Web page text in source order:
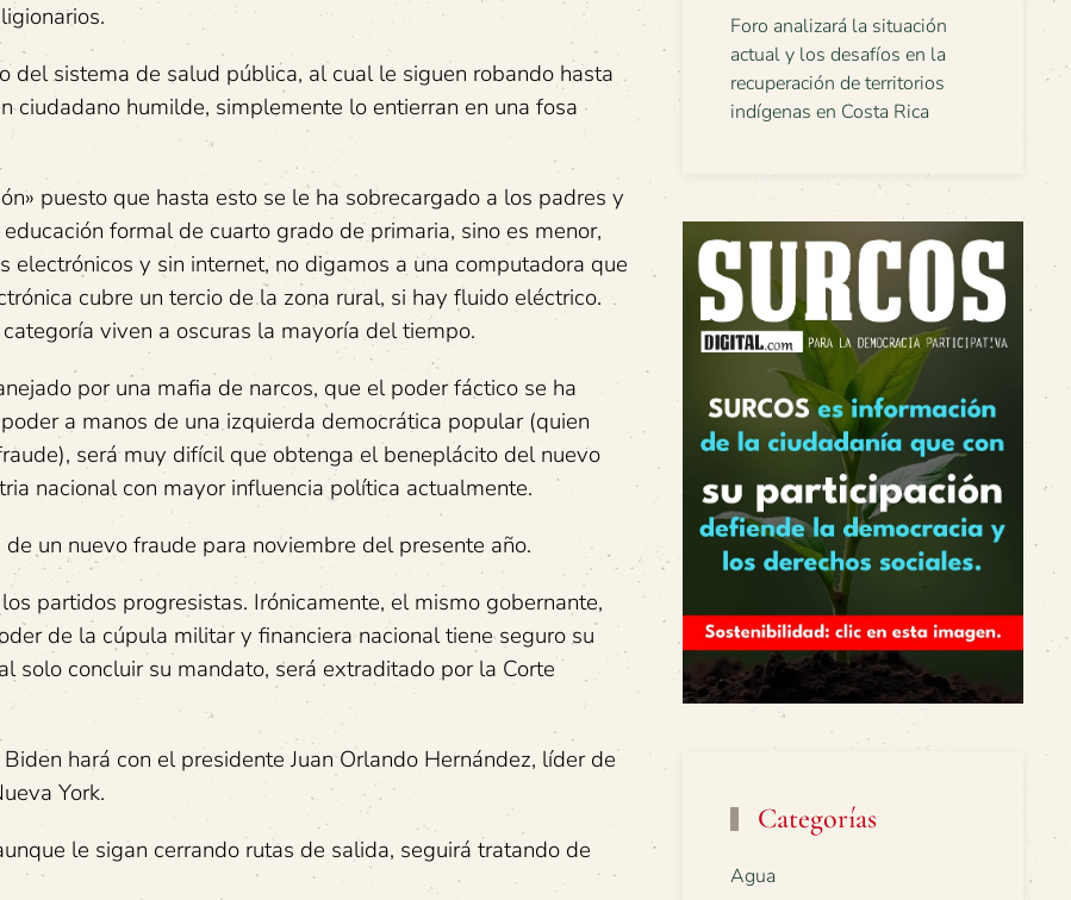
del sistema de salud pública, al cual le siguen robando hasta
ciudadano humilde, simplemente lo entierran en una fosa
puesto que hasta esto se le ha sobrecargado a los padres y
formal de cuarto grado de primaria, sino es menor,
y sin internet, no digamos a una computadora que
cubre un tercio de la zona rural, si hay fluido eléctrico.
viven a oscuras la mayoría del tiempo.
por una mafia de narcos, que el poder fáctico se ha
a manos de una izquierda democrática popular (quien
será muy difícil que obtenga el beneplácito del nuevo
nacional con mayor influencia política actualmente.
un nuevo fraude para noviembre del presente año.
partidos progresistas. Irónicamente, el mismo gobernante,
de la cúpula militar y financiera nacional tiene seguro su
solo concluir su mandato, será extraditado por la Corte
hará con el presidente Juan Orlando Hernández, líder de
York.
le sigan cerrando rutas de salida, seguirá tratando de
Foro analizará la situación
actual y los desafíos en la
recuperación de territorios
indígenas en Costa Rica
Categorías
Agua